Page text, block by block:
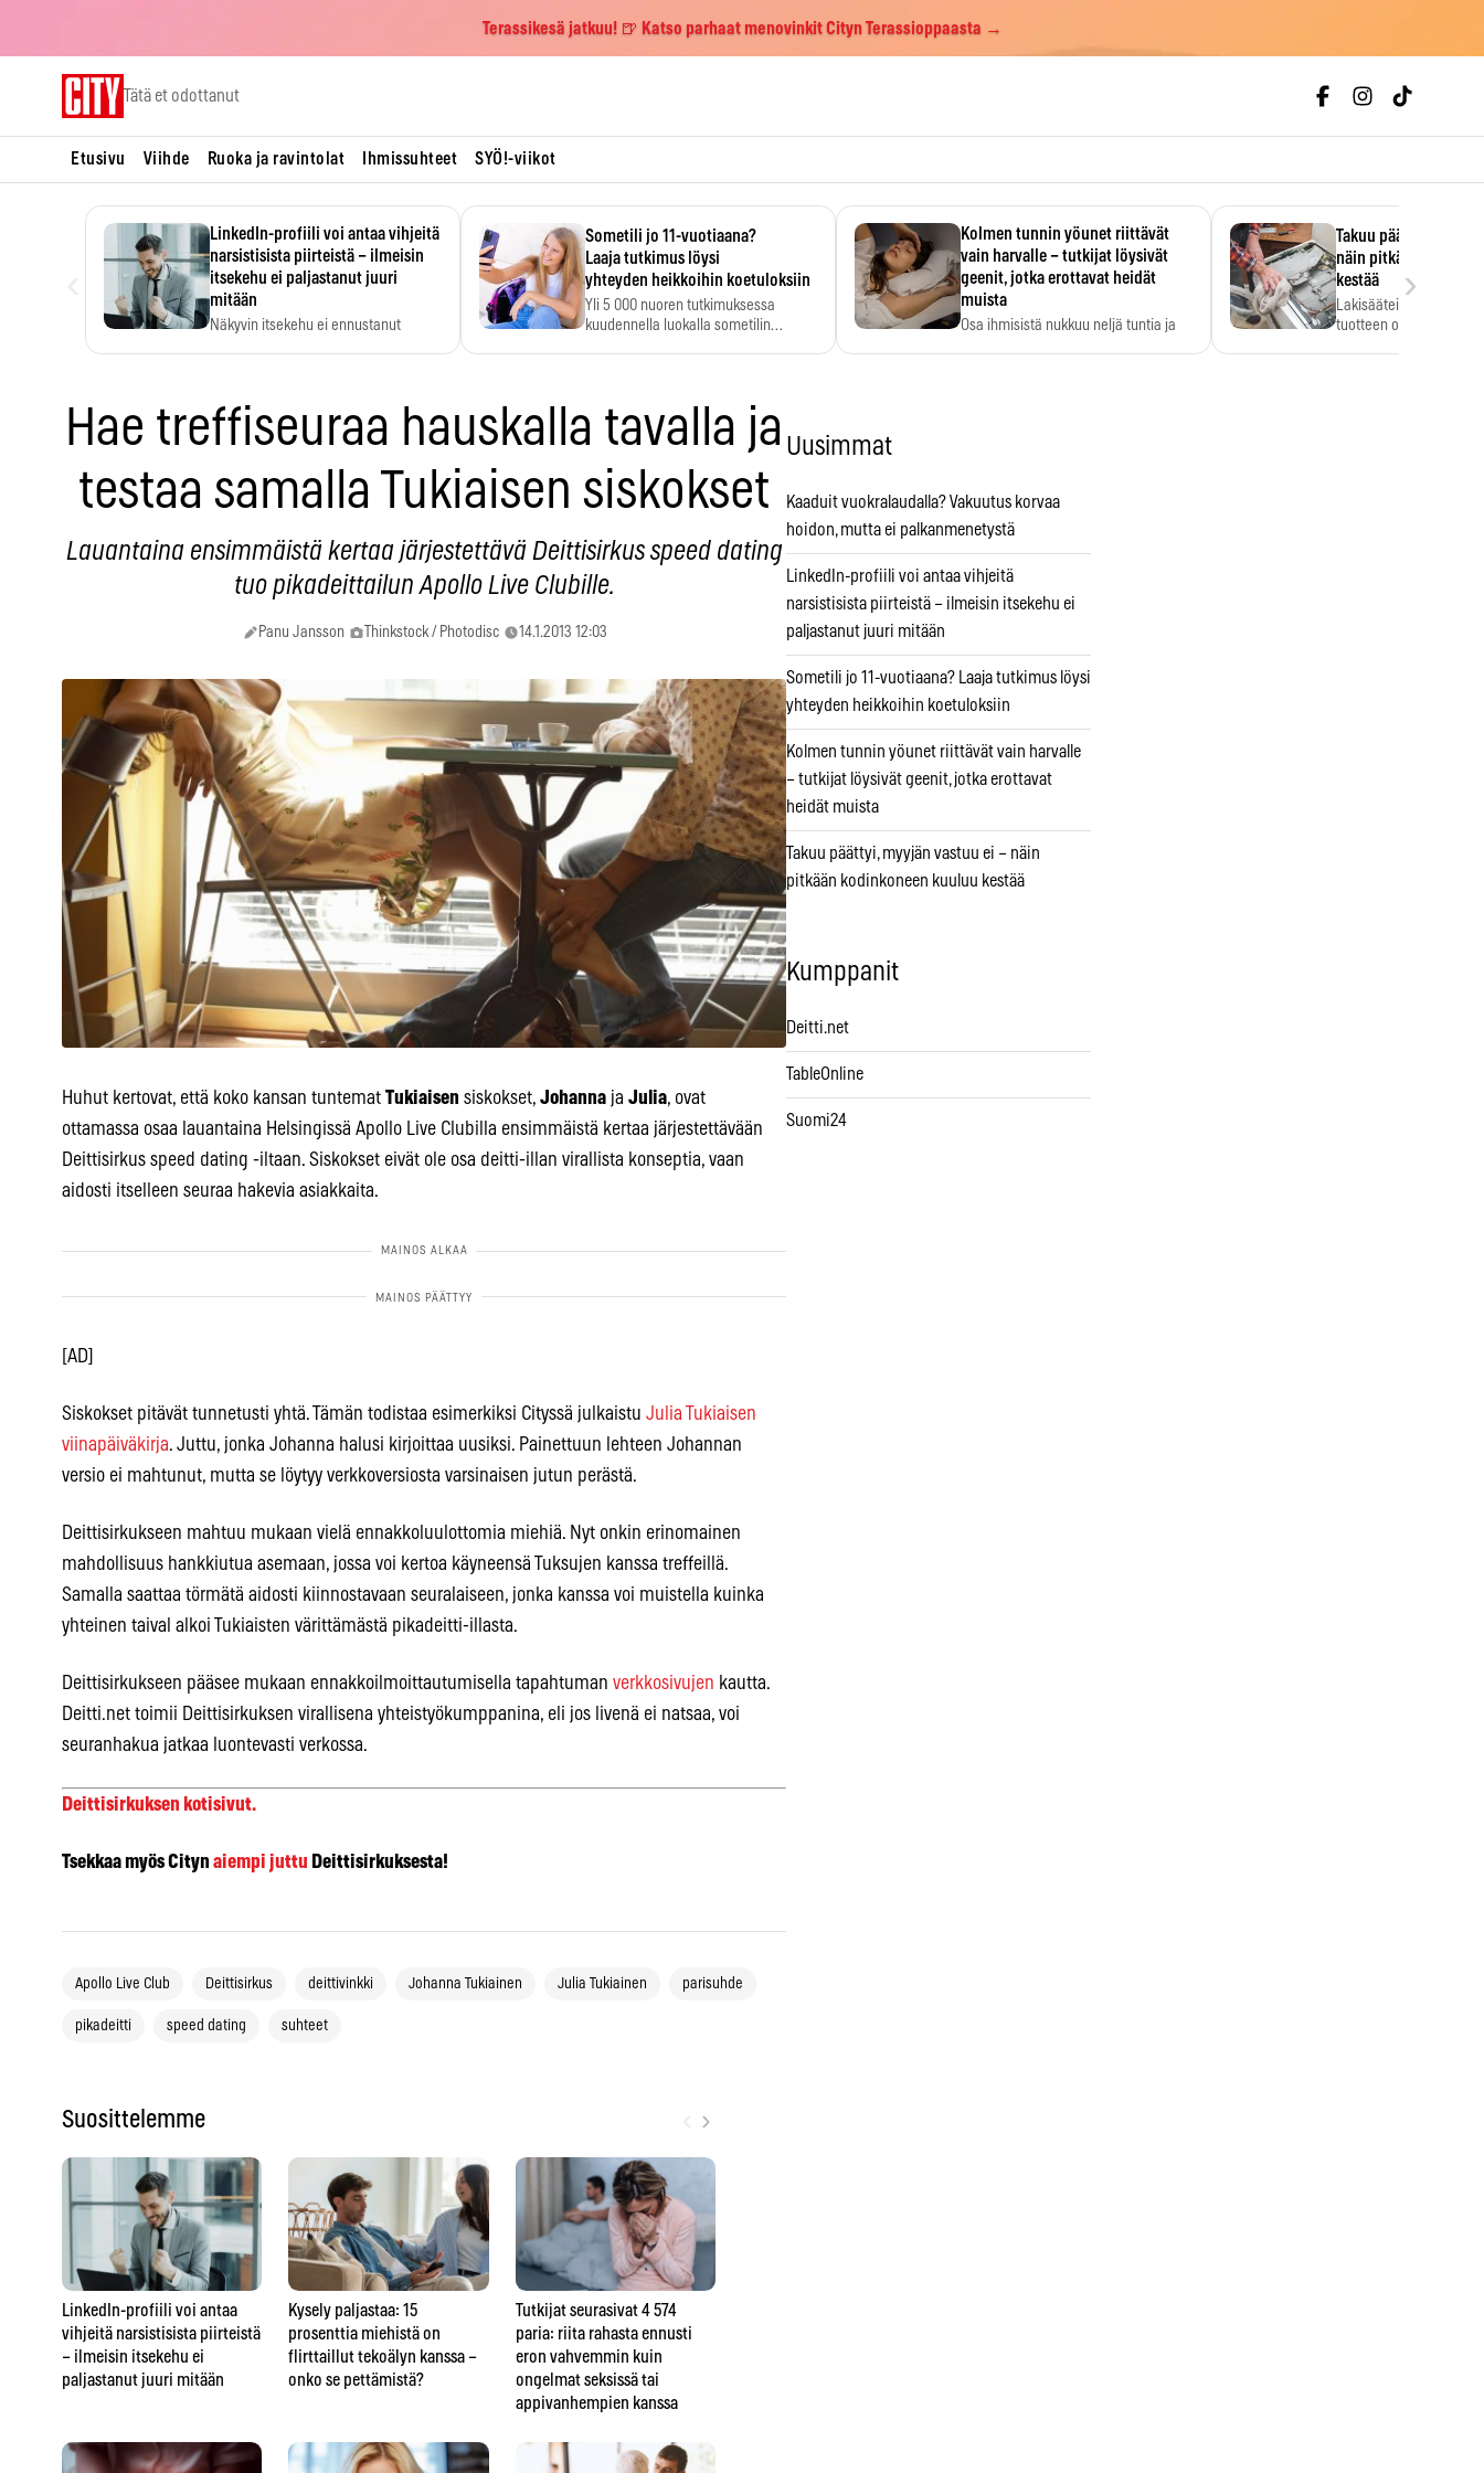
Terassikesä jatkuu! 🍺 Katso parhaat menovinkit Cityn Terassioppaasta →
Tätä et odottanut
Etusivu Viihde Ruoka ja ravintolat Ihmissuhteet SYÖ!-viikot
LinkedIn-profiili voi antaa vihjeitä
narsistisista piirteistä – ilmeisin
itsekehu ei paljastanut juuri
mitään
Näkyvin itsekehu ei ennustanut
Sometili jo 11-vuotiaana?
Laaja tutkimus löysi
yhteyden heikkoihin koetuloksiin
Yli 5 000 nuoren tutkimuksessa
kuudennella luokalla sometilin…
Kolmen tunnin yöunet riittävät
vain harvalle – tutkijat löysivät
geenit, jotka erottavat heidät
muista
Osa ihmisistä nukkuu neljä tuntia ja
Takuu päättyi,
näin pitkään
kestää
Lakisääteinen
tuotteen oletetun
›
Hae treffiseuraa hauskalla tavalla ja
testaa samalla Tukiaisen siskokset
Lauantaina ensimmäistä kertaa järjestettävä Deittisirkus speed dating
tuo pikadeittailun Apollo Live Clubille.
Panu Jansson Thinkstock / Photodisc 14.1.2013 12:03
Huhut kertovat, että koko kansan tuntemat Tukiaisen siskokset, Johanna ja Julia, ovat
ottamassa osaa lauantaina Helsingissä Apollo Live Clubilla ensimmäistä kertaa järjestettävään
Deittisirkus speed dating -iltaan. Siskokset eivät ole osa deitti-illan virallista konseptia, vaan
aidosti itselleen seuraa hakevia asiakkaita.
[AD]
Siskokset pitävät tunnetusti yhtä. Tämän todistaa esimerkiksi Cityssä julkaistu Julia Tukiaisen
viinapäiväkirja. Juttu, jonka Johanna halusi kirjoittaa uusiksi. Painettuun lehteen Johannan
versio ei mahtunut, mutta se löytyy verkkoversiosta varsinaisen jutun perästä.
Deittisirkukseen mahtuu mukaan vielä ennakkoluulottomia miehiä. Nyt onkin erinomainen
mahdollisuus hankkiutua asemaan, jossa voi kertoa käyneensä Tuksujen kanssa treffeillä.
Samalla saattaa törmätä aidosti kiinnostavaan seuralaiseen, jonka kanssa voi muistella kuinka
yhteinen taival alkoi Tukiaisten värittämästä pikadeitti-illasta.
Deittisirkukseen pääsee mukaan ennakkoilmoittautumisella tapahtuman verkkosivujen kautta.
Deitti.net toimii Deittisirkuksen virallisena yhteistyökumppanina, eli jos livenä ei natsaa, voi
seuranhakua jatkaa luontevasti verkossa.
Deittisirkuksen kotisivut.
Tsekkaa myös Cityn aiempi juttu Deittisirkuksesta!
Apollo Live Club Deittisirkus deittivinkki Johanna Tukiainen Julia Tukiainen parisuhde
pikadeitti speed dating suhteet
Suosittelemme ›
LinkedIn-profiili voi antaa
vihjeitä narsistisista piirteistä
– ilmeisin itsekehu ei
paljastanut juuri mitään
Kysely paljastaa: 15
prosenttia miehistä on
flirttaillut tekoälyn kanssa –
onko se pettämistä?
Tutkijat seurasivat 4 574
paria: riita rahasta ennusti
eron vahvemmin kuin
ongelmat seksissä tai
appivanhempien kanssa
Uusimmat
Kaaduit vuokralaudalla? Vakuutus korvaa
hoidon, mutta ei palkanmenetystä
LinkedIn-profiili voi antaa vihjeitä
narsistisista piirteistä – ilmeisin itsekehu ei
paljastanut juuri mitään
Sometili jo 11-vuotiaana? Laaja tutkimus löysi
yhteyden heikkoihin koetuloksiin
Kolmen tunnin yöunet riittävät vain harvalle
– tutkijat löysivät geenit, jotka erottavat
heidät muista
Takuu päättyi, myyjän vastuu ei – näin
pitkään kodinkoneen kuuluu kestää
Kumppanit
Deitti.net
TableOnline
Suomi24